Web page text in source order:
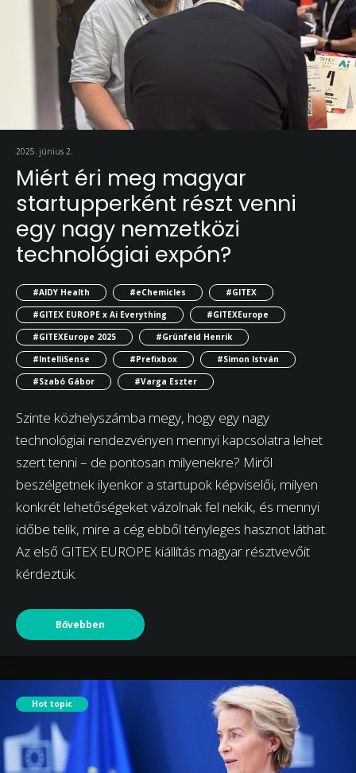
2025. június 2.
Miért éri meg magyar
startupperként részt venni
egy nagy nemzetközi
technológiai expón?
#AIDY Health #eChemicles
#GITEX
#GITEX EUROPE x Ai Everything
#GITEXEurope
#GITEXEurope 2025
#Grünfeld Henrik
#IntelliSense
#Prefixbox
#Simon István
#Szabó Gábor
#Varga Eszter
Szinte közhelyszámba megy, hogy egy nagy
technológiai rendezvényen mennyi kapcsolatra lehet
szert tenni – de pontosan milyenekre? Miről
beszélgetnek ilyenkor a startupok képviselői, milyen
konkrét lehetőségeket vázolnak fel nekik, és mennyi
időbe telik, mire a cég ebből tényleges hasznot láthat.
Az első GITEX EUROPE kiállítás magyar résztvevőit
kérdeztük.
Bővebben
Hot topic